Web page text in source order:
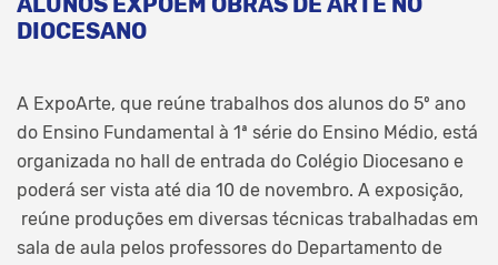
DIOCESANO
A ExpoArte, que reúne trabalhos dos alunos do 5º ano
do Ensino Fundamental à 1ª série do Ensino Médio, está
organizada no hall de entrada do Colégio Diocesano e
poderá ser vista até dia 10 de novembro. A exposição,
reúne produções em diversas técnicas trabalhadas em
sala de aula pelos professores do Departamento de